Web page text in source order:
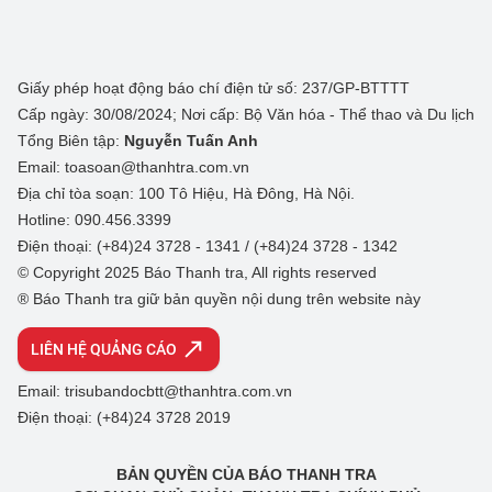
Giấy phép hoạt động báo chí điện tử số: 237/GP-BTTTT
Cấp ngày: 30/08/2024; Nơi cấp: Bộ Văn hóa - Thể thao và Du lịch
Tổng Biên tập: Nguyễn Tuấn Anh
Email: toasoan@thanhtra.com.vn
Địa chỉ tòa soạn: 100 Tô Hiệu, Hà Đông, Hà Nội.
Hotline: 090.456.3399
Điện thoại: (+84)24 3728 - 1341 / (+84)24 3728 - 1342
© Copyright 2025 Báo Thanh tra, All rights reserved
® Báo Thanh tra giữ bản quyền nội dung trên website này
LIÊN HỆ QUẢNG CÁO
Email: trisubandocbtt@thanhtra.com.vn
Điện thoại: (+84)24 3728 2019
BẢN QUYỀN CỦA BÁO THANH TRA